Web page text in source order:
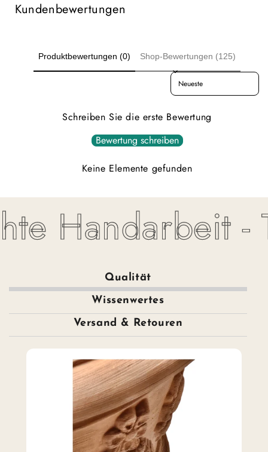
Kundenbewertungen
Produktbewertungen (0) Shop-Bewertungen (125)
Sort reviews by
Schreiben Sie die erste Bewertung
Bewertung schreiben
Keine Elemente gefunden
Handarbeit -
Qualität
Wissenwertes
Versand & Retouren